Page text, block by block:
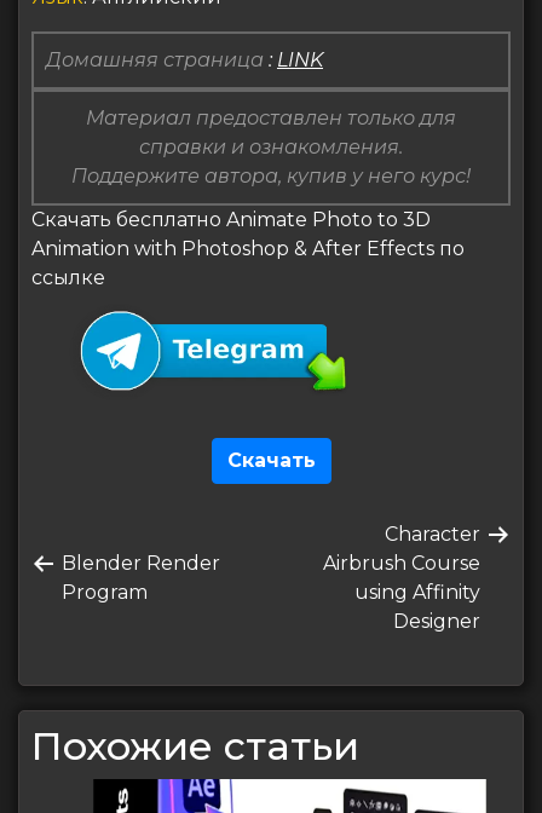
Домашняя страница : LINK
Материал предоставлен только для
справки и ознакомления.
Поддержите автора, купив у него курс!
Скачать бесплатно Animate Photo to 3D
Animation with Photoshop & After Effects по
ссылке
Скачать
по
записям
Предыдущая
запись
Blender Render
Program
Следующая
запись
Character
Airbrush Course
using Affinity
Designer
Похожие статьи